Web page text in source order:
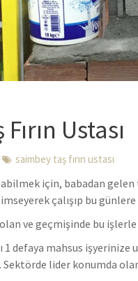
Ustası
saimbey taş fırın ustası
için, babadan gelen
çalışıp bu
ve geçmişinde bu
1 defaya mahsus işyerinize
Sektörde lider konumda